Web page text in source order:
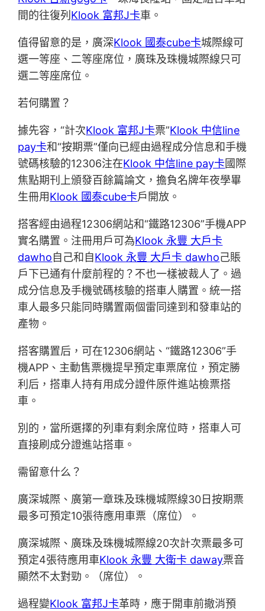
間的往復列 Klook 富邦J卡車。
值得留意的是，廣深Klook 國泰cube卡城際線可
選一等座、二等座席位，廣珠及珠機城際線只可
選二等座席位。
若何購置？
據先容，“計次Klook 富邦J卡票”Klook 中信line
pay卡和“按期票”僅向已經由過程成分信息和手機
號碼核驗的12306注在Klook 中信line pay卡國際
焦點期刊上頒發百餘篇論文，擔負名牌年夜學畢
生冊用Klook 國泰cube卡戶開放。
搭客經由過程12306網站和“鐵路12306”手機APP
實名購置。注冊用戶可為Klook 永豐 大戶卡
dawho自己和自Klook 永豐 大戶卡 dawho己賬
戶下已通有什麼前程的？不也一樣被裁人了。過
成分信息及手機號碼核驗的搭車人購置。統一搭
車人最多只能同時購置兩個雷同達到和發車站的
產物。
搭客購置后，可在12306網站、“鐵路12306”手
機APP、主動售票機提早預定車票席位，預定勝
利后，搭車人持有用成分證件原件進站檢票搭
車。
別的，當所選擇的列車有剩余席位時，搭車人可
直接刷成分證進站搭車。
需留意什么？
廣深城際、廣第一章珠及珠機城際線30日按期票
最多可預定10張待應用車票（席位）。
廣深城際、廣珠及珠機城際線20次計次票最多可
預定4張待應用車Klook 永豐 大衛卡 daway票音
顯然不太對勁。（席位）。
過程變Klook 富邦J卡革時，應于開車前撤消預